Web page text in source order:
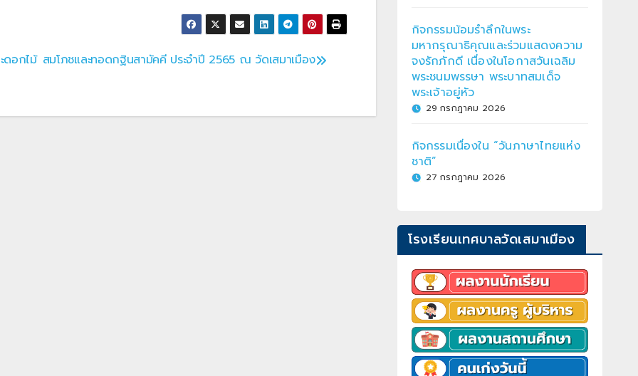
สมโภชและทอดกฐินสามัคคี ประจำปี 2565 ณ วัดเสมาเมือง
ดอกไม้
กิจกรรมน้อมรำลึกในพระ
มหากรุณาธิคุณและร่วมแสดงความ
จงรักภักดี เนื่องในโอกาสวันเฉลิม
พระชนมพรรษา พระบาทสมเด็จ
พระเจ้าอยู่หัว
29 กรกฎาคม 2026
กิจกรรมเนื่องใน “วันภาษาไทยแห่ง
ชาติ”
27 กรกฎาคม 2026
โรงเรียนเทศบาลวัดเสมาเมือง